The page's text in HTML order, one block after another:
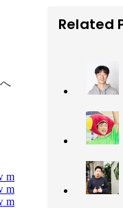
more
more
more
Related